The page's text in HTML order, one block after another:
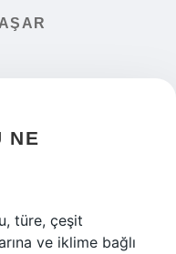
NE
türe, çeşit
ve iklime bağlı